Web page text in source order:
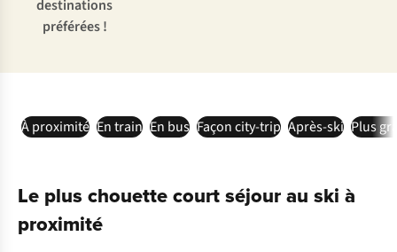
destinations
préférées !
À proximité En train En bus Façon city-trip Après-ski Plus
Le plus chouette court séjour au ski à
proximité